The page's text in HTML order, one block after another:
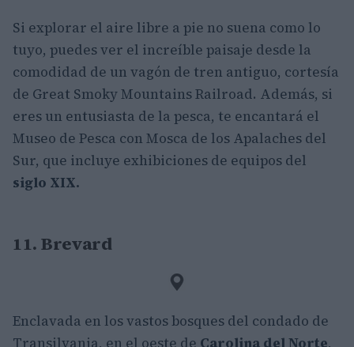
Si explorar el aire libre a pie no suena como lo
tuyo, puedes ver el increíble paisaje desde la
comodidad de un vagón de tren antiguo, cortesía
de Great Smoky Mountains Railroad. Además, si
eres un entusiasta de la pesca, te encantará el
Museo de Pesca con Mosca de los Apalaches del
Sur, que incluye exhibiciones de equipos del
siglo XIX.
11. Brevard
Enclavada en los vastos bosques del condado de
Transilvania, en el oeste de Carolina del Norte,